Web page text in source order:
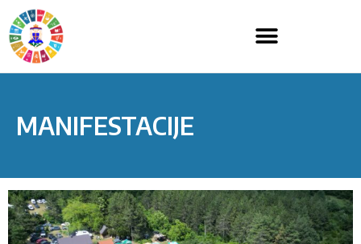
MANIFESTACIJE